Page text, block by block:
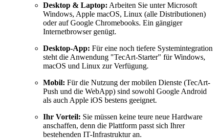
Desktop & Laptop: Arbeiten Sie unter Microsoft
Windows, Apple macOS, Linux (alle Distributionen)
oder auf Google Chromebooks. Ein gängiger
Internetbrowser genügt.
Desktop-App: Für eine noch tiefere Systemintegration
steht die Anwendung "TecArt-Starter" für Windows,
macOS und Linux zur Verfügung.
Mobil: Für die Nutzung der mobilen Dienste (TecArt-
Push und die WebApp) sind sowohl Google Android
als auch Apple iOS bestens geeignet.
Ihr Vorteil: Sie müssen keine teure neue Hardware
anschaffen, denn die Plattform passt sich Ihrer
bestehenden IT-Infrastruktur an.